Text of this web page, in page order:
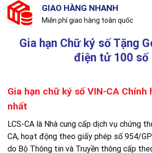
GIAO HÀNG NHANH
Miễn phí giao hàng toàn quốc
Gia hạn Chữ ký số Tặng
điện tử 100 số
Gia hạn chữ ký số VIN-CA Chính
nhất
LCS-CA là Nhà cung cấp dịch vụ chứng
CA, hoạt động theo giấy phép số 954/
do Bộ Thông tin và Truyền thông cấp